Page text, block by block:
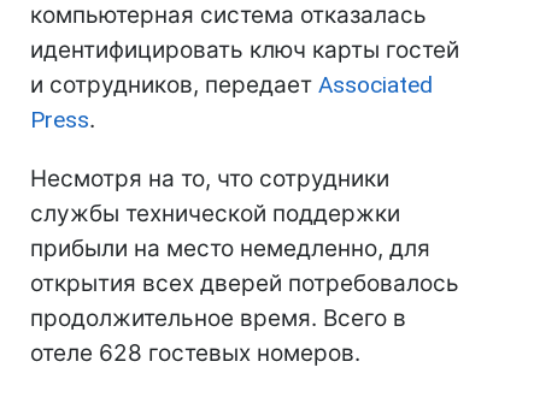
компьютерная система отказалась
идентифицировать ключ карты гостей
и сотрудников, передает Associated
Press.
Несмотря на то, что сотрудники
службы технической поддержки
прибыли на место немедленно, для
открытия всех дверей потребовалось
продолжительное время. Всего в
отеле 628 гостевых номеров.